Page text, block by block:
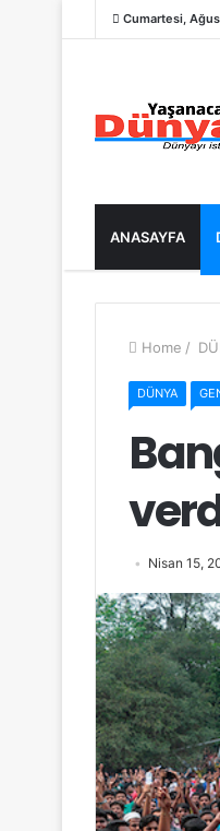
Cumartesi,
ANASAYFA
Home /
DÜNYA
Nisan 15,